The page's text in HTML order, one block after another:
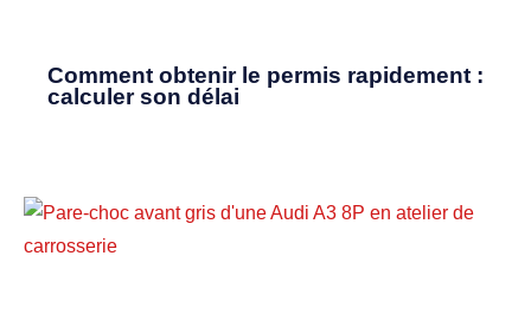
Comment obtenir le permis rapidement :
calculer son délai